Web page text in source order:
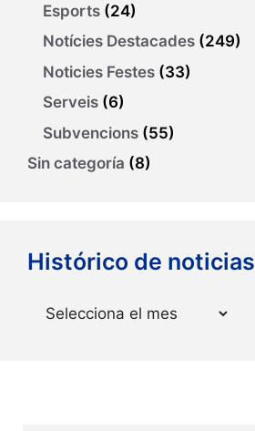
Esports (24)
Notícies Destacades (249)
Noticies Festes (33)
Serveis (6)
Subvencions (55)
Sin categoría (8)
Histórico de noticias
Arxius